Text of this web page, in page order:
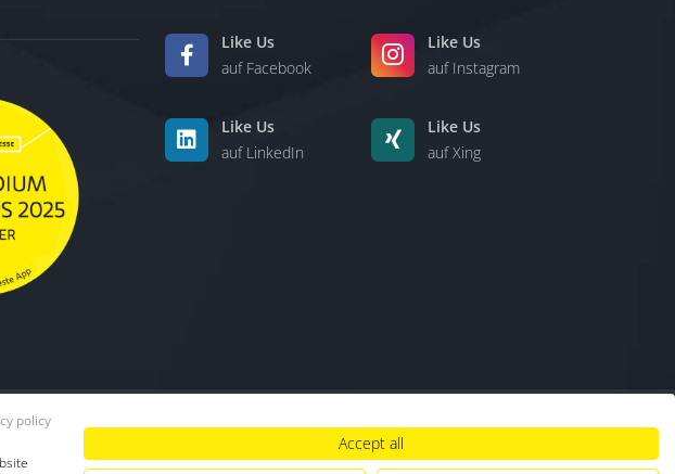
Like Us
auf Facebook
Like Us
auf Instagram
Like Us
auf LinkedIn
Like Us
auf Xing
Hinweisgebersystem
policy
Accept all